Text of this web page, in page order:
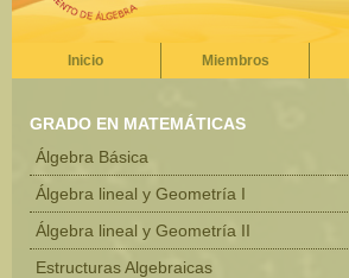
Inicio Miembros
GRADO EN MATEMÁTICAS
Álgebra Básica
Álgebra lineal y Geometría I
Álgebra lineal y Geometría II
Estructuras Algebraicas